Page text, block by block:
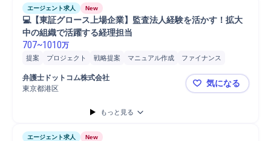
エージェント求人 New
💻【東証グロース上場企業】監査法人経験を活かす！拡大
中の組織で活躍する経理担当
707~1010万
提案 プロジェクト 戦略提案 マニュアル作成
ファイナンス
連結事業決算
経理/財務部門連携
弁護士ドットコム株式会社
東京都港区
💻【東証グ
気になる
もっと見る
エージェント求人 New